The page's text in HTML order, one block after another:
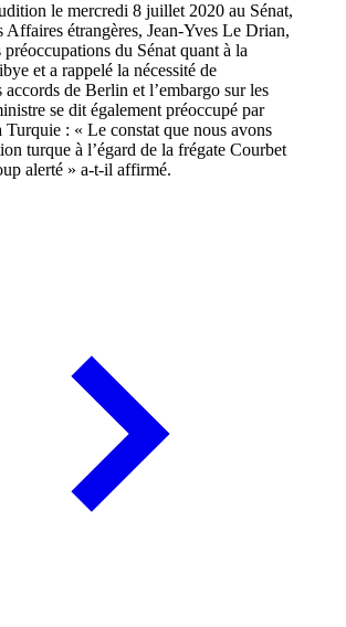
le mercredi 8 juillet 2020 au Sénat,
Affaires étrangères, Jean-Yves Le Drian,
du Sénat quant à la
et a rappelé la nécessité de
accords de Berlin et l’embargo sur les
se dit également préoccupé par
Turquie : « Le constat que nous avons
turque à l’égard de la frégate Courbet
alerté » a-t-il affirmé.